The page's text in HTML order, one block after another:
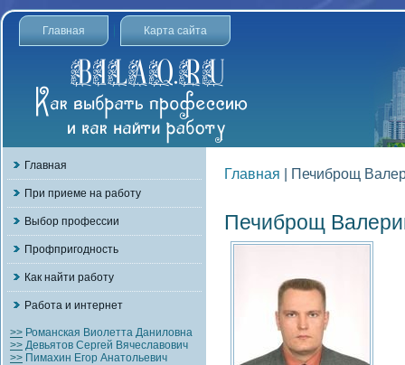
Главная Карта сайта
Главная
При приеме на работу
Выбор профессии
Профпригодность
Как найти работу
Работа и интернет
>> Романская Виолетта Даниловна
>> Девьятов Сергей Вячеславович
>> Пимахин Егор Анатольевич
Главная | Печиброщ
Печиброщ